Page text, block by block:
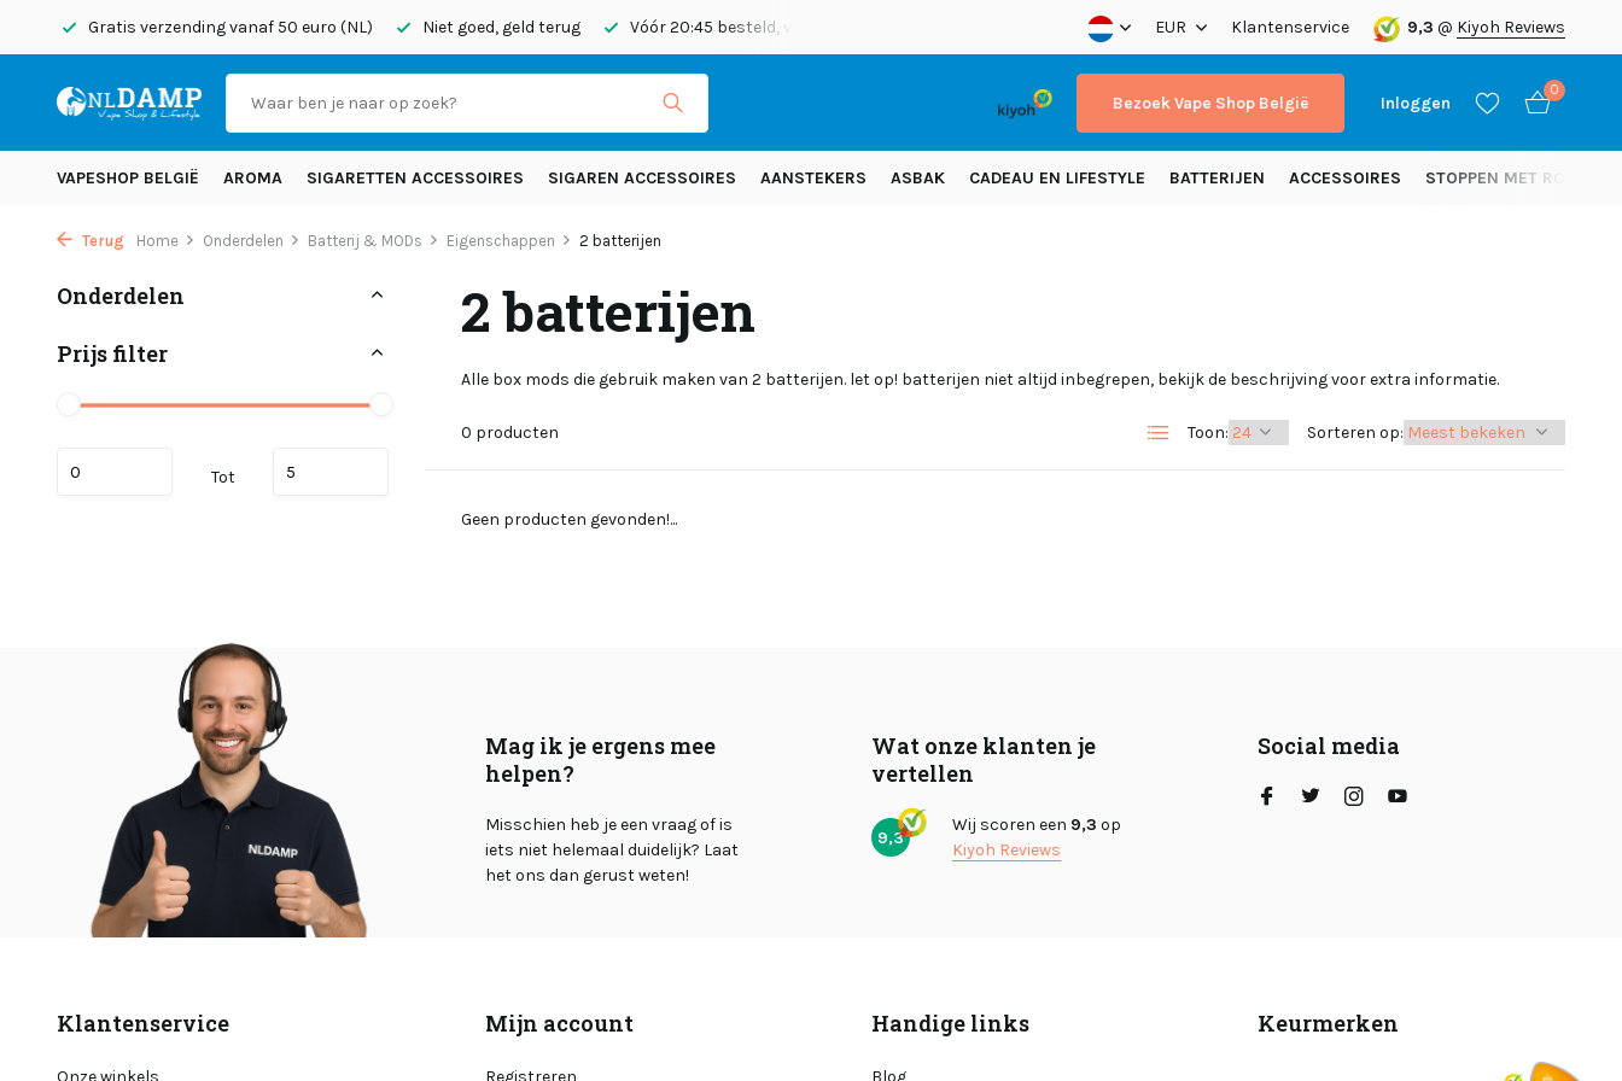
Gratis verzending vanaf 50 euro (NL) Niet goed, geld terug Vóór 20:45 besteld, vandaag verzonden Gratis verzending vanaf 50 euro (NL)
EUR Klantenservice 9,3 @ Kiyoh Reviews
Bezoek Vape Shop België Inloggen
0
VAPESHOP BELGIË AROMA SIGARETTEN ACCESSOIRES SIGAREN ACCESSOIRES AANSTEKERS ASBAK CADEAU EN LIFESTYLE BATTERIJEN ACCESSOIRES STOPPEN MET ROKEN
Terug Home Onderdelen Batterij & MODs Eigenschappen 2 batterijen
Onderdelen
Prijs filter
Tot
2 batterijen
Alle box mods die gebruik maken van 2 batterijen. let op! batterijen niet altijd inbegrepen, bekijk de beschrijving voor extra informatie.
0 producten Toon: Sorteren op:
Geen producten gevonden!...
Mag ik je ergens mee
helpen?
Misschien heb je een vraag of is
iets niet helemaal duidelijk? Laat
het ons dan gerust weten!
Wat onze klanten je
vertellen
9,3
Wij scoren een 9,3 op
Kiyoh Reviews
Social media
Klantenservice
Onze winkels
Mijn account
Registreren
Handige links
Blog
Keurmerken